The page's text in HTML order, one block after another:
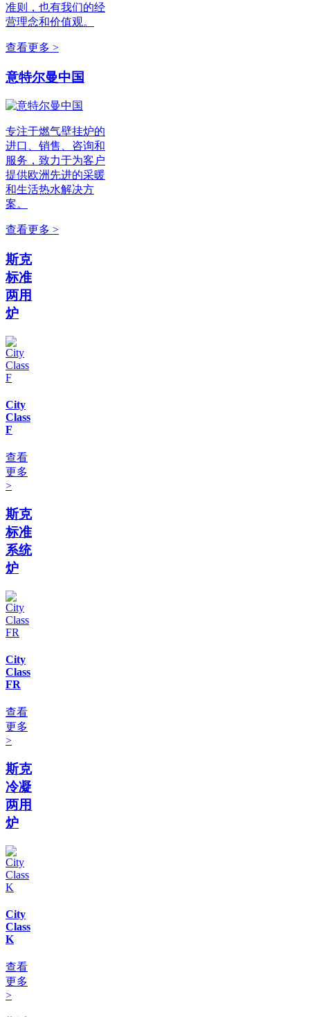
准则，也有我们的经
营理念和价值观。
查看更多 >
意特尔曼中国
专注于燃气壁挂炉的
进口、销售、咨询和
服务，致力于为客户
提供欧洲先进的采暖
和生活热水解决方
案。
查看更多 >
斯克
标准
两用
炉
City
Class
F
查看
更多
>
斯克
标准
系统
炉
City
Class
FR
查看
更多
>
斯克
冷凝
两用
炉
City
Class
K
查看
更多
>